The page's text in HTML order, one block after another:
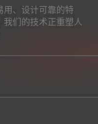
、设计可靠的特
们的技术正重塑人